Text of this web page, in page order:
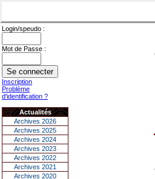
Login/speudo :
Mot de Passe :
Inscription
Problème
d'identification ?
Actualités
Archives 2026
Archives 2025
Archives 2024
Archives 2023
Archives 2022
Archives 2021
Archives 2020